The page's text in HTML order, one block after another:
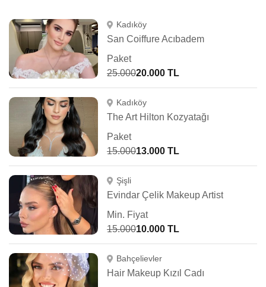
Kadıköy
San Coiffure Acıbadem
Paket
25.00020.000 TL
Kadıköy
The Art Hilton Kozyatağı
Paket
15.00013.000 TL
Şişli
Evindar Çelik Makeup Artist
Min. Fiyat
15.00010.000 TL
Bahçelievler
Hair Makeup Kızıl Cadı